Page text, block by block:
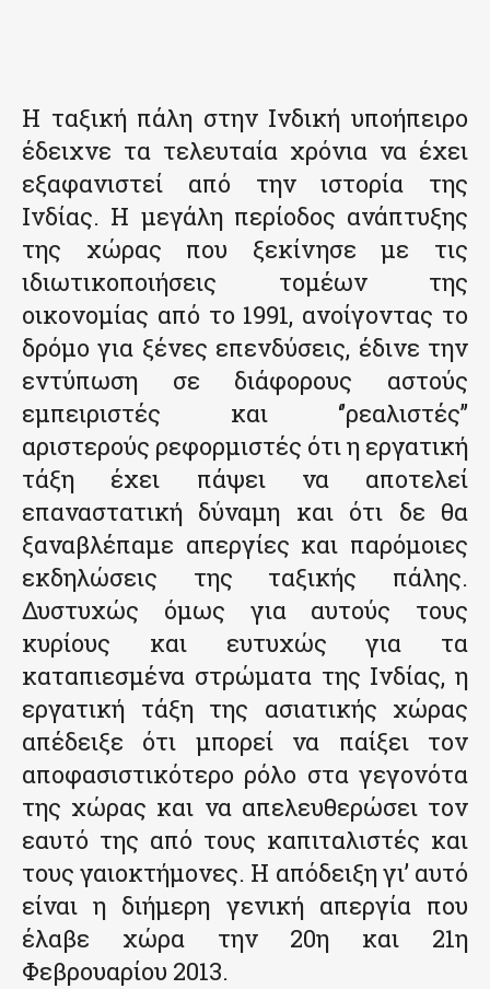
Η ταξική πάλη στην Ινδική υποήπειρο
έδειχνε τα τελευταία χρόνια να έχει
εξαφανιστεί από την ιστορία της
Ινδίας. Η μεγάλη περίοδος ανάπτυξης
της χώρας που ξεκίνησε με τις
ιδιωτικοποιήσεις τομέων της
οικονομίας από το 1991, ανοίγοντας το
δρόμο για ξένες επενδύσεις, έδινε την
εντύπωση σε διάφορους αστούς
εμπειριστές και ‘’ρεαλιστές’’
αριστερούς ρεφορμιστές ότι η εργατική
τάξη έχει πάψει να αποτελεί
επαναστατική δύναμη και ότι δε θα
ξαναβλέπαμε απεργίες και παρόμοιες
εκδηλώσεις της ταξικής πάλης.
Δυστυχώς όμως για αυτούς τους
κυρίους και ευτυχώς για τα
καταπιεσμένα στρώματα της Ινδίας, η
εργατική τάξη της ασιατικής χώρας
απέδειξε ότι μπορεί να παίξει τον
αποφασιστικότερο ρόλο στα γεγονότα
της χώρας και να απελευθερώσει τον
εαυτό της από τους καπιταλιστές και
τους γαιοκτήμονες. Η απόδειξη γι’ αυτό
είναι η διήμερη γενική απεργία που
έλαβε χώρα την 20η και 21η
Φεβρουαρίου 2013.